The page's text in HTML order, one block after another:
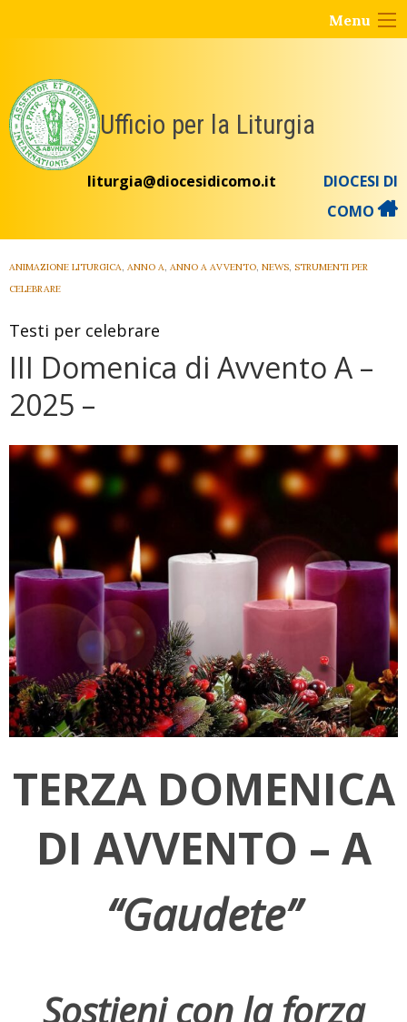
Menu
Ufficio per la Liturgia
liturgia@diocesidicomo.it
DIOCESI DI
COMO
ANIMAZIONE LITURGICA, ANNO A, ANNO A AVVENTO, NEWS, STRUMENTI PER
CELEBRARE
Testi per celebrare
III Domenica di Avvento A –
2025 –
TERZA DOMENICA
DI AVVENTO – A
“Gaudete”
Sostieni con la forza